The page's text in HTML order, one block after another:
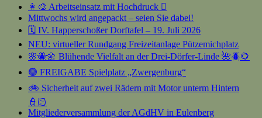
👩‍🎨 Arbeitseinsatz mit Hochdruck 🫟
Mittwochs wird angepackt – seien Sie dabei!
🗓️ IV. Happerschoßer Dorftafel – 19. Juli 2026
NEU: virtueller Rundgang Freizeitanlage Pützemichplatz
🌸🐝🌼 Blühende Vielfalt an der Drei-Dörfer-Linde 🌺🪲🌻
🟢 FREIGABE Spielplatz „Zwergenburg“
🚲 Sicherheit auf zwei Rädern mit Motor unterm Hintern
👮🏻
Mitgliederversammlung der AGdHV in Eulenberg